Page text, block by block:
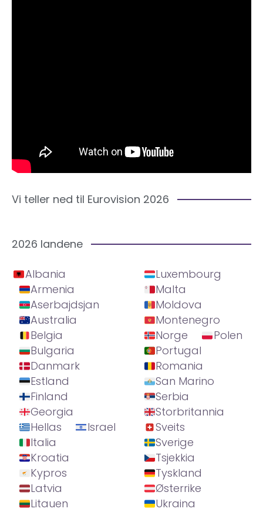
Vi teller ned til Eurovision 2026
2026 landene
Albania
Armenia
Aserbajdsjan
Australia
Belgia
Bulgaria
Danmark
Estland
Finland
Georgia
Hellas
Israel
Italia
Kroatia
Kypros
Latvia
Litauen
Luxembourg
Malta
Moldova
Montenegro
Norge
Polen
Portugal
Romania
San Marino
Serbia
Storbritannia
Sveits
Sverige
Tsjekkia
Tyskland
Østerrike
Ukraina